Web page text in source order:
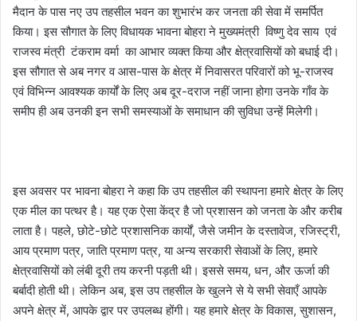
मैदान के पास नए उप तहसील भवन का शुभारंभ कर जनता की सेवा में समर्पित
किया। इस सौगात के लिए विधायक भावना बोहरा ने मुख्यमंत्री विष्णु देव साय एवं
राजस्व मंत्री टंकराम वर्मा का आभार व्यक्त किया और क्षेत्रवासियों को बधाई दी।
इस सौगात से अब नगर व आस-पास के क्षेत्र में निवासरत परिवारों को भू-राजस्व
एवं विभिन्न आवश्यक कार्यों के लिए अब दूर-दराज नहीं जाना होगा उनके गाँव के
समीप ही अब उनकी इन सभी समस्याओं के समाधान की सुविधा उन्हें मिलेगी।
इस अवसर पर भावना बोहरा ने कहा कि उप तहसील की स्थापना हमारे क्षेत्र के लिए
एक मील का पत्थर है। यह एक ऐसा केंद्र है जो प्रशासन को जनता के और करीब
लाता है। पहले, छोटे-छोटे प्रशासनिक कार्यों, जैसे जमीन के दस्तावेज, रजिस्ट्री,
आय प्रमाण पत्र, जाति प्रमाण पत्र, या अन्य सरकारी सेवाओं के लिए, हमारे
क्षेत्रवासियों को लंबी दूरी तय करनी पड़ती थी। इससे समय, धन, और ऊर्जा की
बर्बादी होती थी। लेकिन अब, इस उप तहसील के खुलने से ये सभी सेवाएँ आपके
अपने क्षेत्र में, आपके द्वार पर उपलब्ध होंगी। यह हमारे क्षेत्र के विकास, सुशासन,